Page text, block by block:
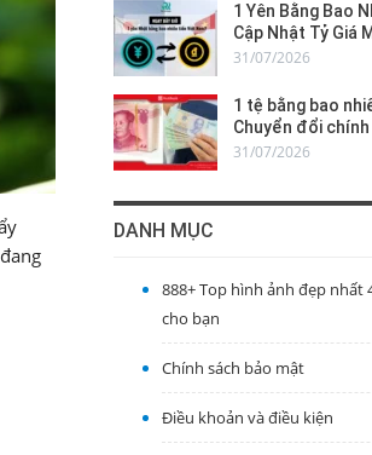
1 Yên Bằng Bao
Cập Nhật Tỷ Giá
31/07/2026
1 tệ bằng bao
Chuyển đổi chính
31/07/2026
DANH MỤC
888+ Top hình ảnh đẹp nhất
cho bạn
Chính sách bảo mật
Điều khoản và điều kiện